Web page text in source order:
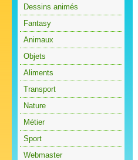
Dessins animés
Fantasy
Animaux
Objets
Aliments
Transport
Nature
Métier
Sport
Webmaster